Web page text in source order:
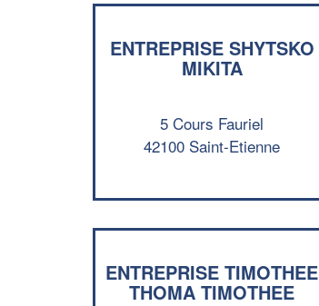
ENTREPRISE SHYTSKO
MIKITA
5 Cours Fauriel
42100 Saint-Etienne
ENTREPRISE TIMOTHEE
THOMA TIMOTHEE